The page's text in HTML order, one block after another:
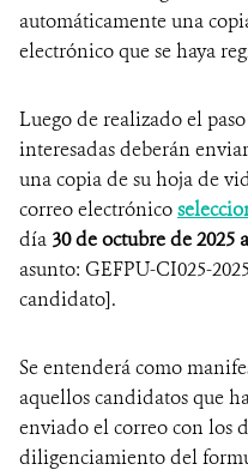
automáticamente una
electrónico que se haya
Luego de realizado el
interesadas deberán
una copia de su hoja de
correo electrónico
día 30 de octubre de 2025
asunto: GEFPU-CI025-
candidato].
Se entenderá como
aquellos candidatos que
enviado el correo con los
diligenciamiento del